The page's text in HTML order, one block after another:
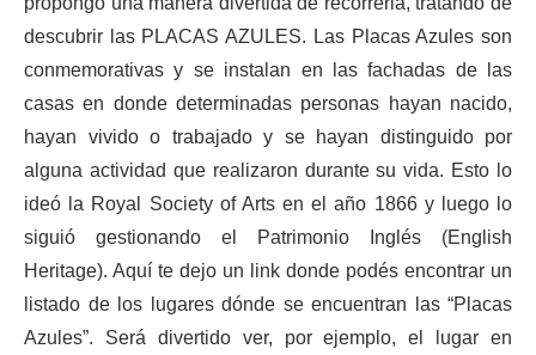
descubrir las PLACAS AZULES. Las Placas Azules son
conmemorativas y se instalan en las fachadas de las
casas en donde determinadas personas hayan nacido,
hayan vivido o trabajado y se hayan distinguido por
alguna actividad que realizaron durante su vida. Esto lo
ideó la Royal Society of Arts en el año 1866 y luego lo
siguió gestionando el Patrimonio Inglés (English
Heritage). Aquí te dejo un link donde podés encontrar un
listado de los lugares dónde se encuentran las “Placas
Azules”. Será divertido ver, por ejemplo, el lugar en